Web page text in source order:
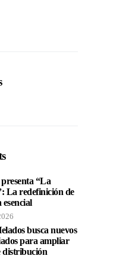
“La
La redefinición de
busca nuevos
para ampliar
distribución